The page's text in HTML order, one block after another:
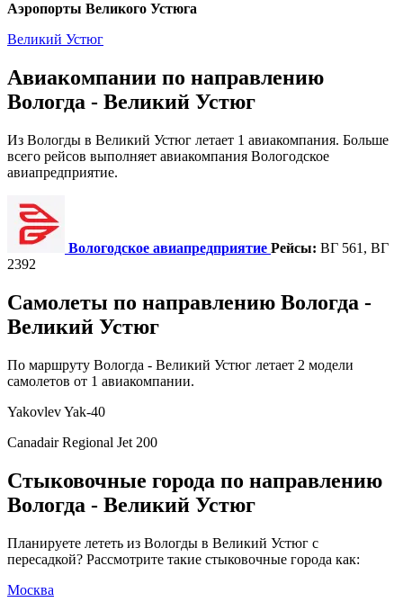
Аэропорты Великого Устюга
Великий Устюг
Авиакомпании по направлению
Вологда - Великий Устюг
Из Вологды в Великий Устюг летает 1 авиакомпания. Больше
всего рейсов выполняет авиакомпания Вологодское
авиапредприятие.
Вологодское авиапредприятие Рейсы: ВГ 561, ВГ
2392
Самолеты по направлению Вологда -
Великий Устюг
По маршруту Вологда - Великий Устюг летает 2 модели
самолетов от 1 авиакомпании.
Yakovlev Yak-40
Canadair Regional Jet 200
Стыковочные города по направлению
Вологда - Великий Устюг
Планируете лететь из Вологды в Великий Устюг с
пересадкой? Рассмотрите такие стыковочные города как:
Москва